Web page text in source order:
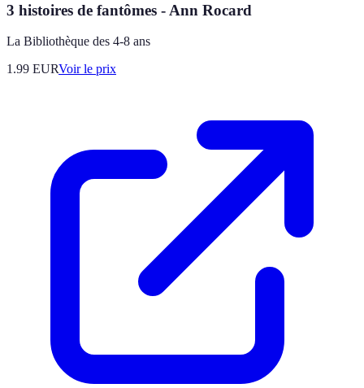
3 histoires de fantômes - Ann Rocard
La Bibliothèque des 4-8 ans
1.99 EURVoir le prix